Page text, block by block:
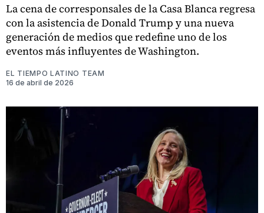
La cena de corresponsales de la Casa Blanca regresa
con la asistencia de Donald Trump y una nueva
generación de medios que redefine uno de los
eventos más influyentes de Washington.
EL TIEMPO LATINO TEAM
16 de abril de 2026